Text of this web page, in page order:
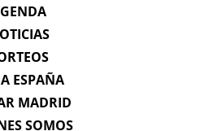
ESPAÑA
MADRID
SOMOS